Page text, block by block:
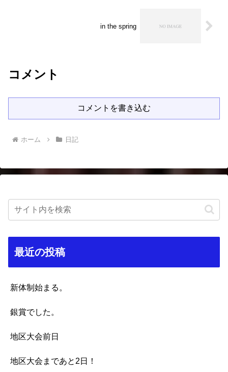
in the spring
コメント
コメントを書き込む
ホーム 日記
最近の投稿
新体制始まる。
銀賞でした。
地区大会前日
地区大会まであと2日！